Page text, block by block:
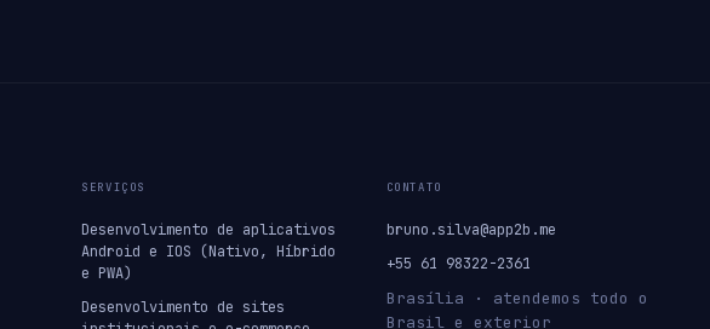
SERVIÇOS
Desenvolvimento de aplicativos
Android e IOS (Nativo, Híbrido
e PWA)
Desenvolvimento de sites
CONTATO
bruno.silva@app2b.me
+55 61 98322-2361
Brasília · atendemos todo o
Brasil e exterior